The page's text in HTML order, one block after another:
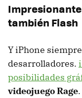
también Flash
Y iPhone
desarrolladores.
posibilidades
videojuego Rage